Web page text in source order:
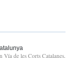
de les Corts Catalanes,